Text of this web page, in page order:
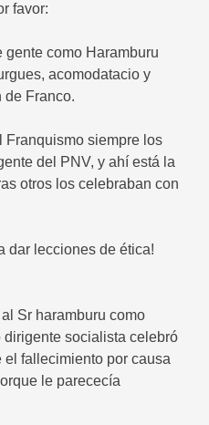
favor:
como Haramburu
acomodatacio y
de Franco.
Franquismo siempre los
del PNV, y ahí está la
otros los celebraban con
dar lecciones de ética!
Sr haramburu como
socialista celebró
el fallecimiento por causa
le parececía